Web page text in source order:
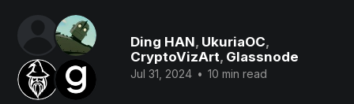
Ding HAN, UkuriaOC,
CryptoVizArt, Glassnode
Jul 31, 2024 • 10 min read